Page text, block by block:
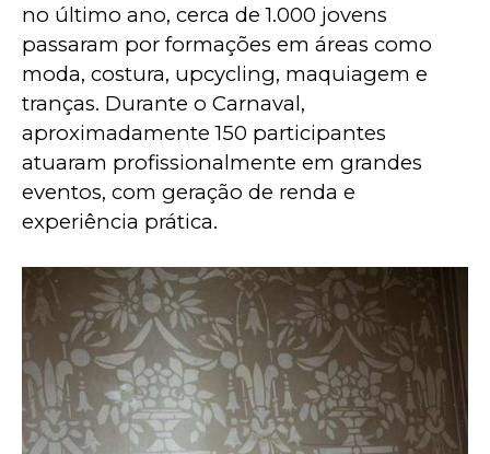
no último ano, cerca de 1.000 jovens
passaram por formações em áreas como
moda, costura, upcycling, maquiagem e
tranças. Durante o Carnaval,
aproximadamente 150 participantes
atuaram profissionalmente em grandes
eventos, com geração de renda e
experiência prática.